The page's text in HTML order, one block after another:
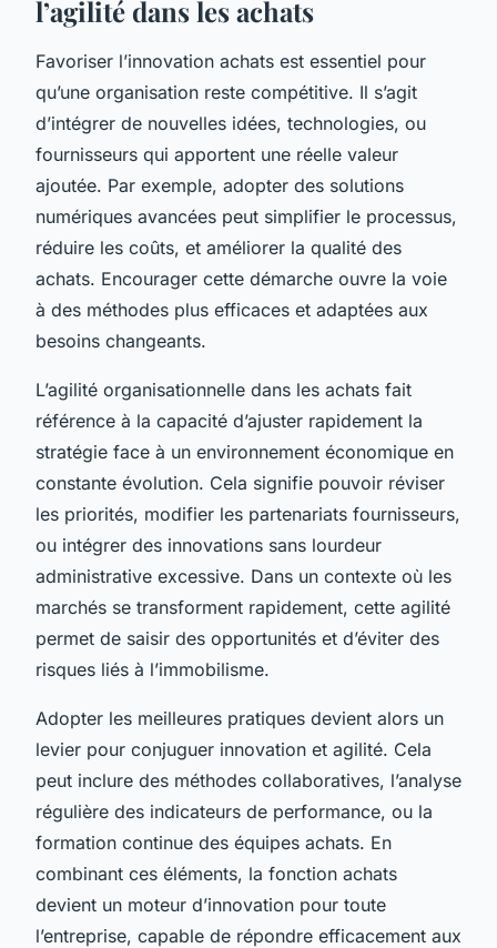
l’agilité dans les achats
Favoriser l’innovation achats est essentiel pour
qu’une organisation reste compétitive. Il s’agit
d’intégrer de nouvelles idées, technologies, ou
fournisseurs qui apportent une réelle valeur
ajoutée. Par exemple, adopter des solutions
numériques avancées peut simplifier le processus,
réduire les coûts, et améliorer la qualité des
achats. Encourager cette démarche ouvre la voie
à des méthodes plus efficaces et adaptées aux
besoins changeants.
L’agilité organisationnelle dans les achats fait
référence à la capacité d’ajuster rapidement la
stratégie face à un environnement économique en
constante évolution. Cela signifie pouvoir réviser
les priorités, modifier les partenariats fournisseurs,
ou intégrer des innovations sans lourdeur
administrative excessive. Dans un contexte où les
marchés se transforment rapidement, cette agilité
permet de saisir des opportunités et d’éviter des
risques liés à l’immobilisme.
Adopter les meilleures pratiques devient alors un
levier pour conjuguer innovation et agilité. Cela
peut inclure des méthodes collaboratives, l’analyse
régulière des indicateurs de performance, ou la
formation continue des équipes achats. En
combinant ces éléments, la fonction achats
devient un moteur d’innovation pour toute
l’entreprise, capable de répondre efficacement aux